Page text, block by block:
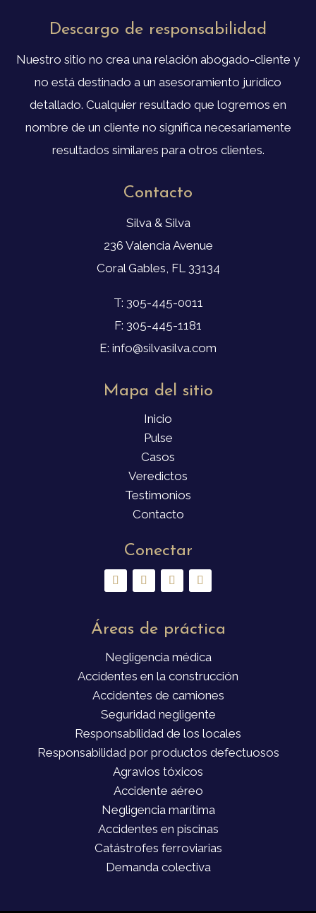
Descargo de responsabilidad
Nuestro sitio no crea una relación abogado-cliente y
no está destinado a un asesoramiento jurídico
detallado. Cualquier resultado que logremos en
nombre de un cliente no significa necesariamente
resultados similares para otros clientes.
Contacto
Silva & Silva
236 Valencia Avenue
Coral Gables, FL 33134
T: 305-445-0011
F: 305-445-1181
E: info@silvasilva.com
Mapa del sitio
Inicio
Pulse
Casos
Veredictos
Testimonios
Contacto
Conectar
Áreas de práctica
Negligencia médica
Accidentes en la construcción
Accidentes de camiones
Seguridad negligente
Responsabilidad de los locales
Responsabilidad por productos defectuosos
Agravios tóxicos
Accidente aéreo
Negligencia marítima
Accidentes en piscinas
Catástrofes ferroviarias
Demanda colectiva